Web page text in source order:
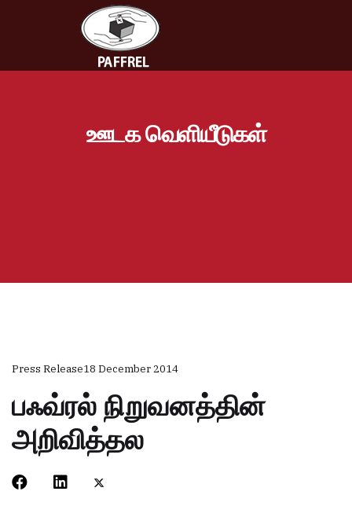
ஊடக வெளியீடுகள்
Press Release18 December 2014
பஃவ்ரல் நிறுவனத்தின்
அறிவித்தல